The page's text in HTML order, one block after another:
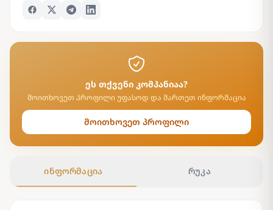
ეს თქვენი კომპანიაა?
მოითხოვეთ პროფილი უფასოდ და მართეთ ინფორმაცია
მოითხოვეთ პროფილი
ინფორმაცია რუკა